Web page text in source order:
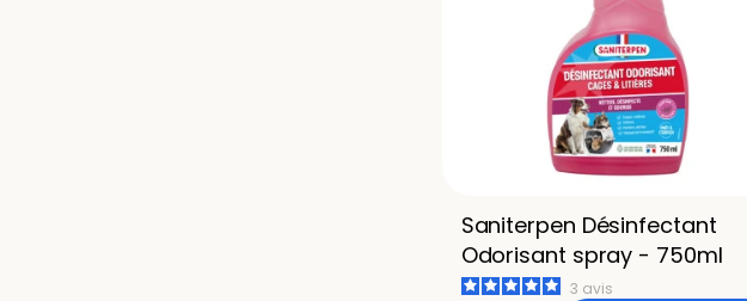
Saniterpen Désinfectant
Odorisant spray - 750ml
3 avis